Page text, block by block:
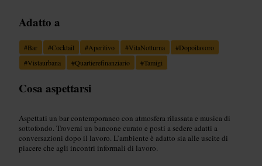
Adatto a
#Bar #Cocktail #Aperitivo #VitaNotturna #Dopoilavoro
#Vistaurbana #Quartierefinanziario #Tamigi
Cosa aspettarsi
Aspettati un bar contemporaneo con atmosfera rilassata e musica di
sottofondo. Troverai un bancone curato e posti a sedere adatti a
conversazioni dopo il lavoro. L’ambiente è adatto sia alle uscite di
piacere che agli incontri informali di lavoro.